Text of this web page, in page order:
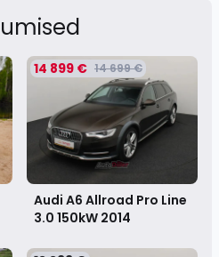
14 899 € 14 699 €
Audi A6 Allroad Pro Line
3.0 150kW 2014